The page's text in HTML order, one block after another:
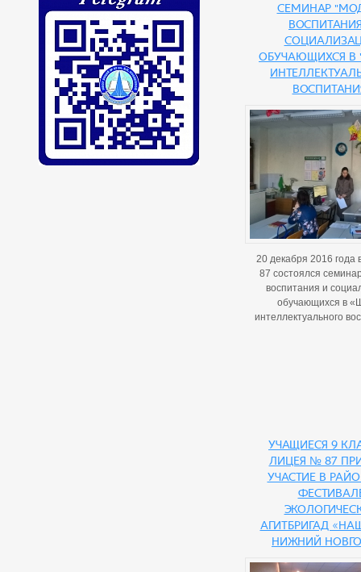
Семинар
обучающихся в
20 декабря 2016
87 состоялся
воспитания и
обучающихся в
интеллектуального
Учащиеся 9
лицея № 87
участие в
агитбригад
Нижний